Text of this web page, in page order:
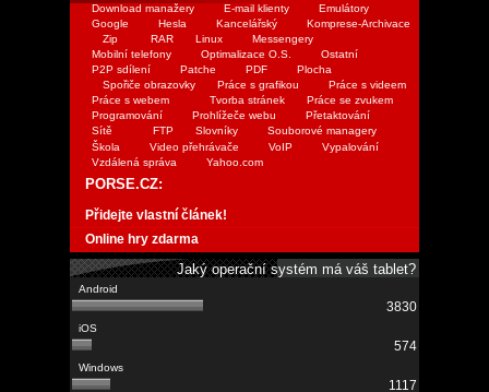
Download manažery
E-mail klienty
Emulátory
Google
Hesla Kancelářský
Komprese-Archivace
Zip
RAR Linux
Messengery
Mobilní telefony
Optimalizace O.S.
Ostatní
P2P sdílení
Patche PDF
Plocha
Spořiče obrazovky
Práce s grafikou
Práce s videem
Práce s webem
Tvorba stránek
Práce se zvukem
Programování
Prohlížeče webu
Přetaktování
Sítě
FTP Slovníky
Souborové managery
Škola
Video přehrávače VoIP
Vypalování
Vzdálená správa
Yahoo.com
PORSE.CZ:
Přidejte vlastní článek!
Online hry zdarma
Jaký operační systém má váš tablet?
3830
574
1117